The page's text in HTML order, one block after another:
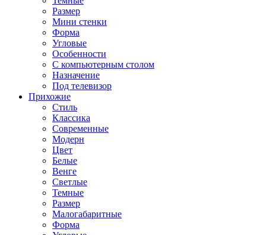
Размер
Мини стенки
Форма
Угловые
Особенности
С компьютерным столом
Назначение
Под телевизор
Прихожие
Стиль
Классика
Современные
Модерн
Цвет
Белые
Венге
Светлые
Темные
Размер
Малогабаритные
Форма